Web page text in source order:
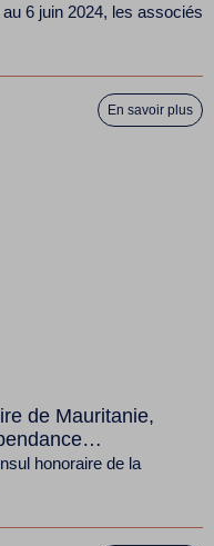
6 juin 2024, les associés
En savoir plus
de Mauritanie,
honoraire de la